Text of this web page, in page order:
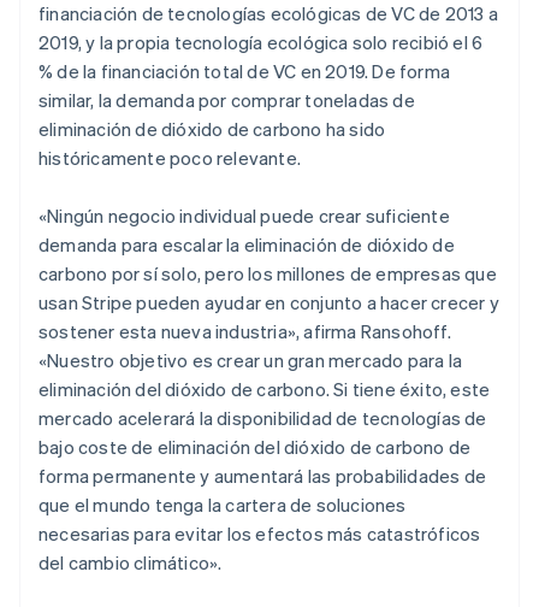
financiación de tecnologías ecológicas de VC de 2013 a
2019, y la propia tecnología ecológica solo recibió el 6
% de la financiación total de VC en 2019. De forma
similar, la demanda por comprar toneladas de
eliminación de dióxido de carbono ha sido
históricamente poco relevante.
«Ningún negocio individual puede crear suficiente
demanda para escalar la eliminación de dióxido de
carbono por sí solo, pero los millones de empresas que
usan Stripe pueden ayudar en conjunto a hacer crecer y
sostener esta nueva industria», afirma Ransohoff.
«Nuestro objetivo es crear un gran mercado para la
eliminación del dióxido de carbono. Si tiene éxito, este
mercado acelerará la disponibilidad de tecnologías de
bajo coste de eliminación del dióxido de carbono de
forma permanente y aumentará las probabilidades de
que el mundo tenga la cartera de soluciones
necesarias para evitar los efectos más catastróficos
del cambio climático».